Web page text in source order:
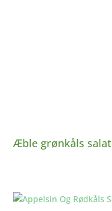
Æble grønkåls salat